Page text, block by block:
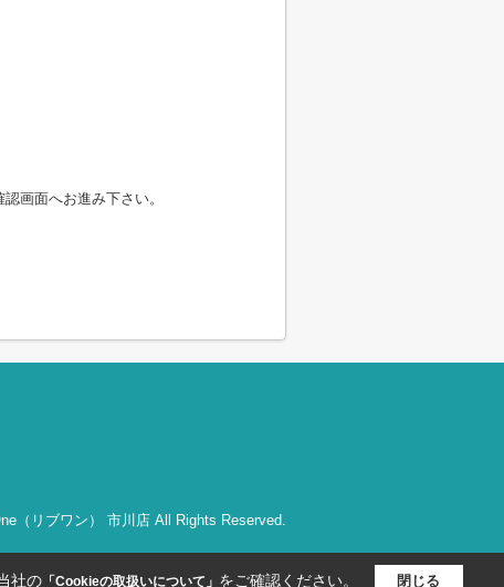
画面へお進み下さい。
（リブワン） 市川店 All Rights Reserved.
社の「Cookieの取扱いについて」 をご確認ください。 閉じる